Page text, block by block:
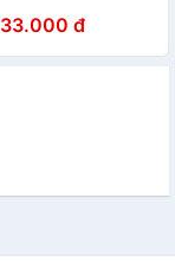
33.000 đ